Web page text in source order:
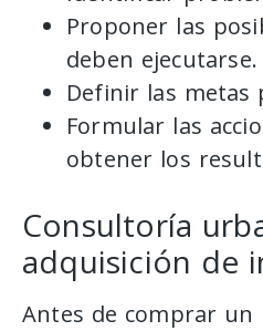
Proponer las
deben ejecutarse.
Definir las metas
Formular las
obtener los
Consultoría
adquisición de
Antes de comprar un